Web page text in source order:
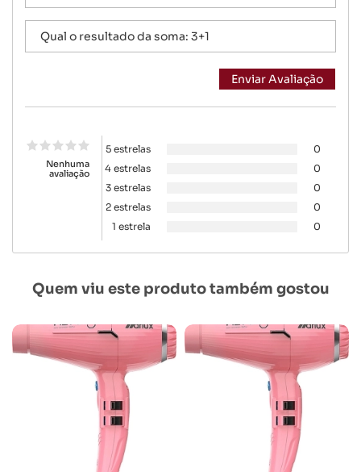
Nenhuma
avaliação
5 estrelas
0
4 estrelas
0
3 estrelas
0
2 estrelas
0
1 estrela
0
Quem viu este produto também gostou